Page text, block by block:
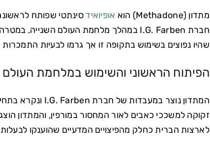
מתדון (Methadone) הוא אופיואיד
חברת I.G. Farben במהלך מלחמת העולם השנייה, במטרה ליצור משכך כאבים יעיל שישמש כחלופה ל
שהיו נפוצים בשימוש בתקופה זו אך גרמו לבעיות התמכרות
הפיתוח הראשוני והשימוש במלחמת העולם
זקוקה למשככי כאבים לאור המחסור במורפין, והמתדון
לארצות הברית כחלק מהפיצויים המדעיים שהוענקו